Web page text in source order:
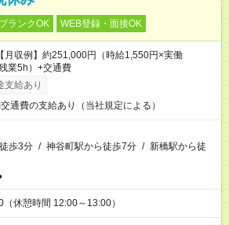
ブランクOK WEB登録・面接OK
月収例】約251,000円（時給1,550円×実働
業5h）+交通費
支給あり
通費の支給あり（当社規定による）
歩3分 / 神谷町駅から徒歩7分 / 新橋駅から徒
休憩時間 12:00～13:00）